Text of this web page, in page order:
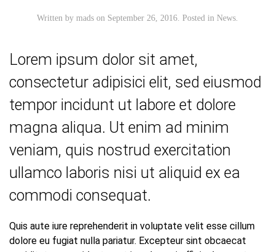
Written by mads on September 26, 2016. Posted in News.
Lorem ipsum dolor sit amet,
consectetur adipisici elit, sed eiusmod
tempor incidunt ut labore et dolore
magna aliqua. Ut enim ad minim
veniam, quis nostrud exercitation
ullamco laboris nisi ut aliquid ex ea
commodi consequat.
Quis aute iure reprehenderit in voluptate velit esse cillum
dolore eu fugiat nulla pariatur. Excepteur sint obcaecat